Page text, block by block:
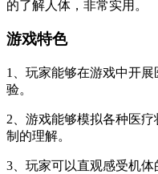
的了解人体，非常实用。
游戏特色
1、玩家能够在游戏中开
验。
2、游戏能够模拟各种医
制的理解。
3、玩家可以直观感受机